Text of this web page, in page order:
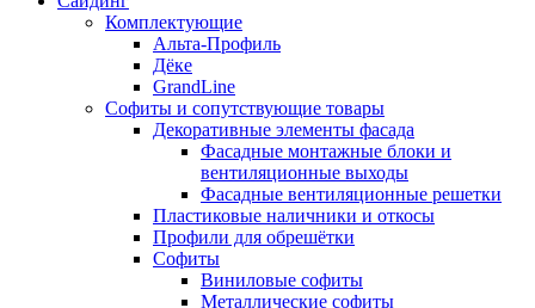
Комплектующие
Альта-Профиль
Дёке
GrandLine
Софиты и сопутствующие товары
Декоративные элементы фасада
Фасадные монтажные блоки и
вентиляционные выходы
Фасадные вентиляционные решетки
Пластиковые наличники и откосы
Профили для обрешётки
Софиты
Виниловые софиты
Металлические софиты